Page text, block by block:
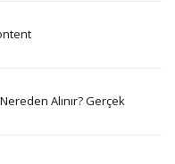
Alınır? Gerçek